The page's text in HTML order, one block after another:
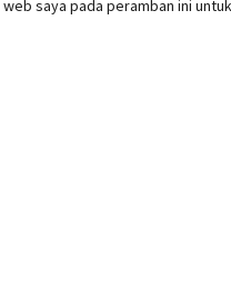
saya pada peramban ini